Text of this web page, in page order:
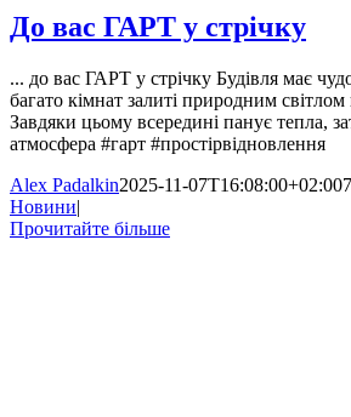
До вас ГАРТ у стрічку
... до вас ГАРТ у стрічку Будівля має
багато кімнат залиті природним
Завдяки цьому всередині панує тепла,
атмосфера #гарт #простірвідновлення
Alex Padalkin2025-11-07T16:08:00+02:00
Новини|
Прочитайте більше